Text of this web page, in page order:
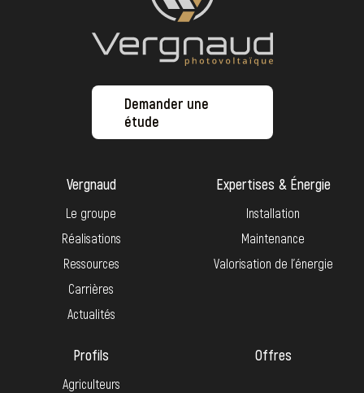
Demander une
étude
Vergnaud
Le groupe
Réalisations
Ressources
Carrières
Actualités
Expertises & Énergie
Installation
Maintenance
Valorisation de l’énergie
Profils
Agriculteurs
Offres